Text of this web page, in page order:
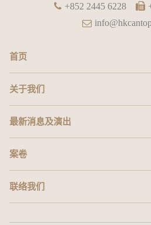
+852 2445 6228
首页
关于我们
最新消息及演出
案卷
联络我们